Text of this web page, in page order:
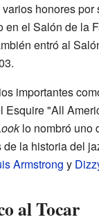
honores por
en el Salón de la
entró al
importantes
Esquire "All
lo nombró uno
la historia del
Armstrong y
al Tocar